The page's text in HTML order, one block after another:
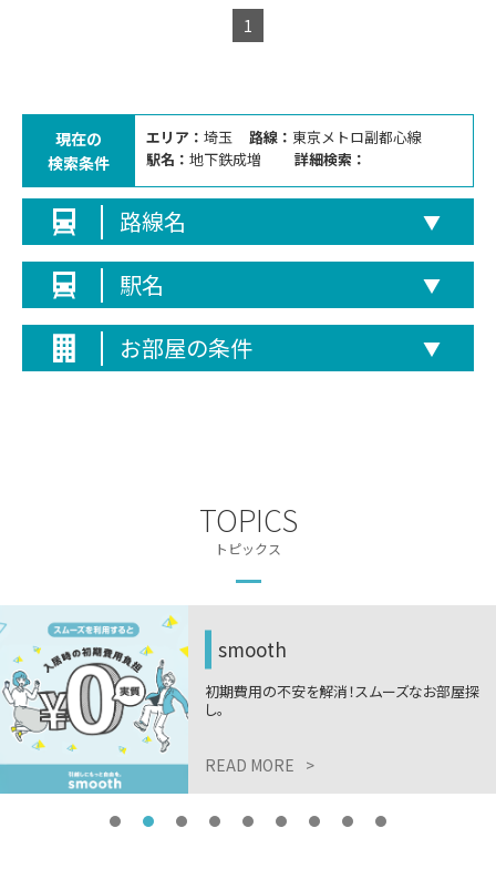
1
現在の
検索条件
エリア： 埼玉 路線： 東京メトロ副都心線
駅名： 地下鉄成増 詳細検索：
路線名 ▼
駅名 ▼
お部屋の条件 ▼
TOPICS
トピックス
smooth
初期費用の不安を解消！スムーズなお部屋探
し。
READ MORE >